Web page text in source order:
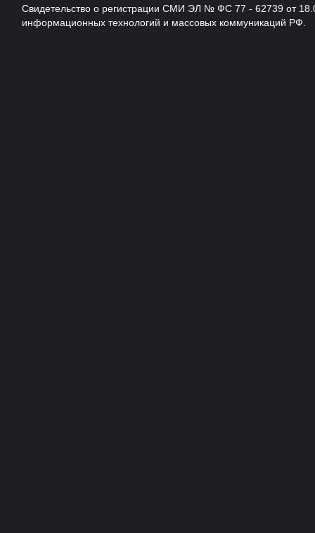
Свидетельство о регистрации СМИ ЭЛ № ФС 77 - 62739 от
информационных технологий и массовых коммуникаций РФ.